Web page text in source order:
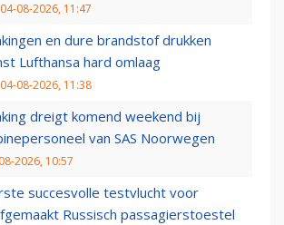
04-08-2026, 11:47
en dure brandstof drukken
Lufthansa hard omlaag
04-08-2026, 11:38
dreigt komend weekend bij
van SAS Noorwegen
2026, 10:57
succesvolle testvlucht voor
Russisch passagierstoestel